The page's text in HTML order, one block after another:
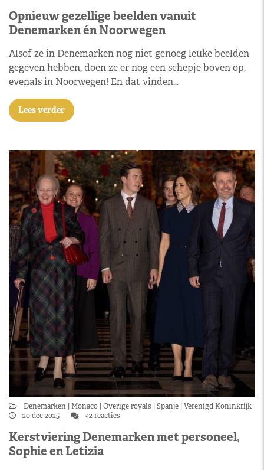
Opnieuw gezellige beelden vanuit
Denemarken én Noorwegen
Alsof ze in Denemarken nog niet genoeg leuke beelden
gegeven hebben, doen ze er nog een schepje boven op,
evenals in Noorwegen! En dat vinden…
Lees verder
Denemarken Monaco Overige royals Spanje Verenigd Koninkrijk
20 dec 2025
42 reacties
Kerstviering Denemarken met personeel,
Sophie en Letizia